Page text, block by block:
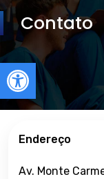
Abrir a
Contato
Endereço
Av. Monte